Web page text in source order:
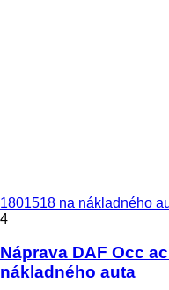
1801518 na nákladného
4
Náprava DAF Occ
nákladného auta